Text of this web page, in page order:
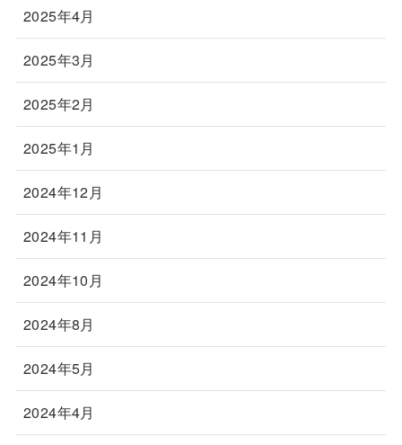
2025年4月
2025年3月
2025年2月
2025年1月
2024年12月
2024年11月
2024年10月
2024年8月
2024年5月
2024年4月